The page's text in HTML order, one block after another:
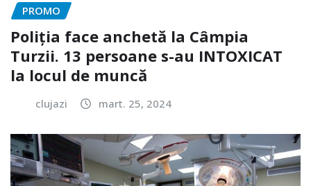
PROMO
Poliția face anchetă la Câmpia
Turzii. 13 persoane s-au INTOXICAT
la locul de muncă
clujazi mart. 25, 2024